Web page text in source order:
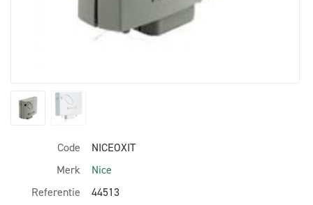
Code
NICEOXIT
Merk
Nice
Referentie
44513